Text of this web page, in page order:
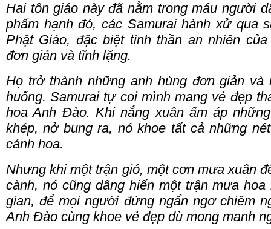
Hai tôn giáo này đã nằm trong máu người
phẩm hạnh đó, các Samurai hành xử qua
Phật Giáo, đặc biệt tinh thần an nhiên
đơn giản và tĩnh lặng.
Họ trở thành những anh hùng đơn giản
huống.Samurai tự coi mình mang vẻ đẹp
hoa Anh Đào. Khi nắng xuân ấm áp
khép, nở bung ra, nó khoe tất cả những
cánh hoa.
Nhưng khi một trận gió, một cơn mưa xuân
cành, nó cũng dâng hiến một trận mưa
gian, để mọi người đứng ngẩn ngơ chiêm
Anh Đào cùng khoe vẻ đẹp dù mong manh